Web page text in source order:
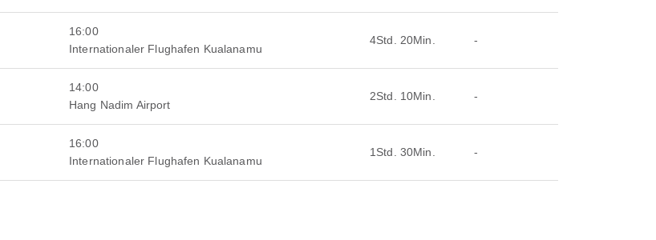
16:00
Internationaler Flughafen Kualanamu
4Std. 20Min. -
14:00
Hang Nadim Airport
2Std. 10Min. -
16:00
Internationaler Flughafen Kualanamu
1Std. 30Min. -